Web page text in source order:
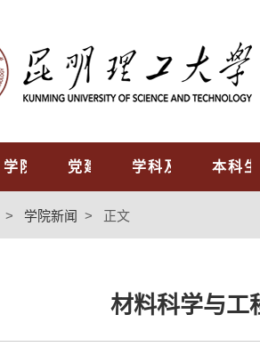
学院概况 党建工作 学科及专业 本科生
> 学院新闻 > 正文
材料科学与工